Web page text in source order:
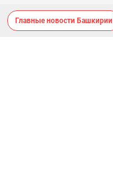
Главные новости Башкирии